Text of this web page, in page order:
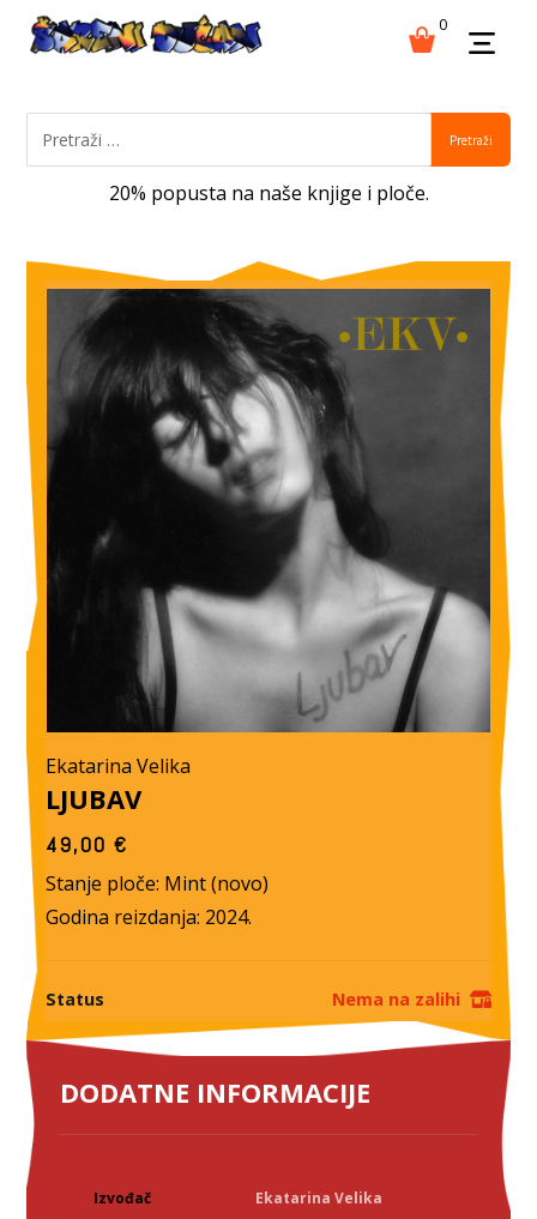
0
Pretraži
20% popusta na naše knjige i ploče.
Ekatarina Velika
LJUBAV
49,00€
Stanje ploče: Mint (novo)
Godina reizdanja: 2024.
Status Nema na zalihi
DODATNE INFORMACIJE
Izvođač Ekatarina Velika